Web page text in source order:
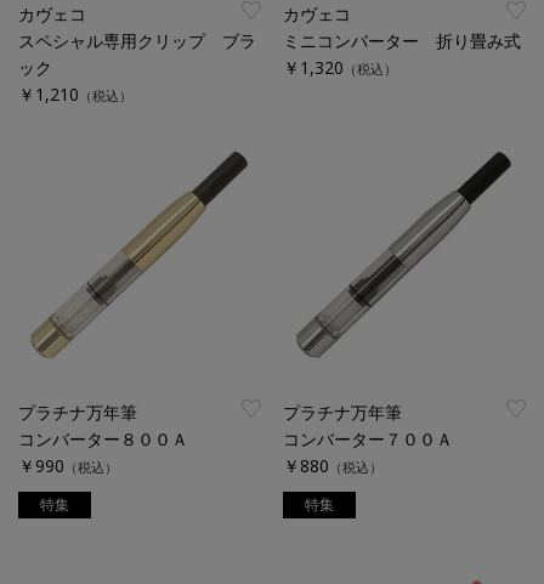
カヴェコ
スペシャル専用クリップ ブラ
ック
￥1,210 （税込）
カヴェコ
ミニコンバーター 折り畳み式
￥1,320 （税込）
プラチナ万年筆
コンバーター８００Ａ
￥990 （税込）
特集
プラチナ万年筆
コンバーター７００Ａ
￥880 （税込）
特集